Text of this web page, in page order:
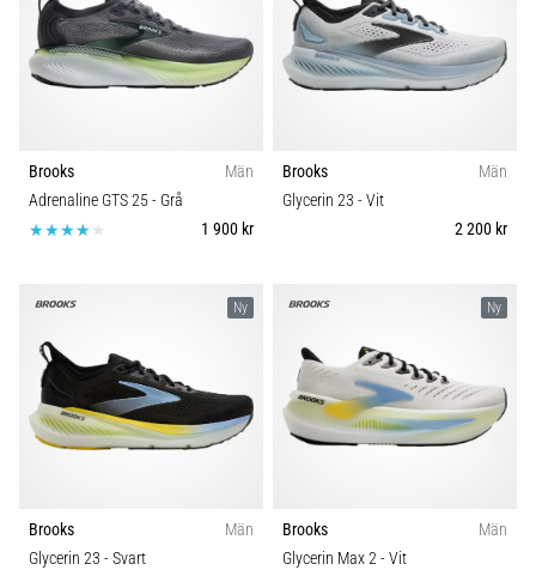
Brooks
Män
Adrenaline GTS 25- Grå
1 900 kr
Brooks
Män
Glycerin 23 - Vit
2 200 kr
Ny
Brooks
Män
Glycerin 23 - Svart
Ny
Brooks
Män
Glycerin Max 2- Vit